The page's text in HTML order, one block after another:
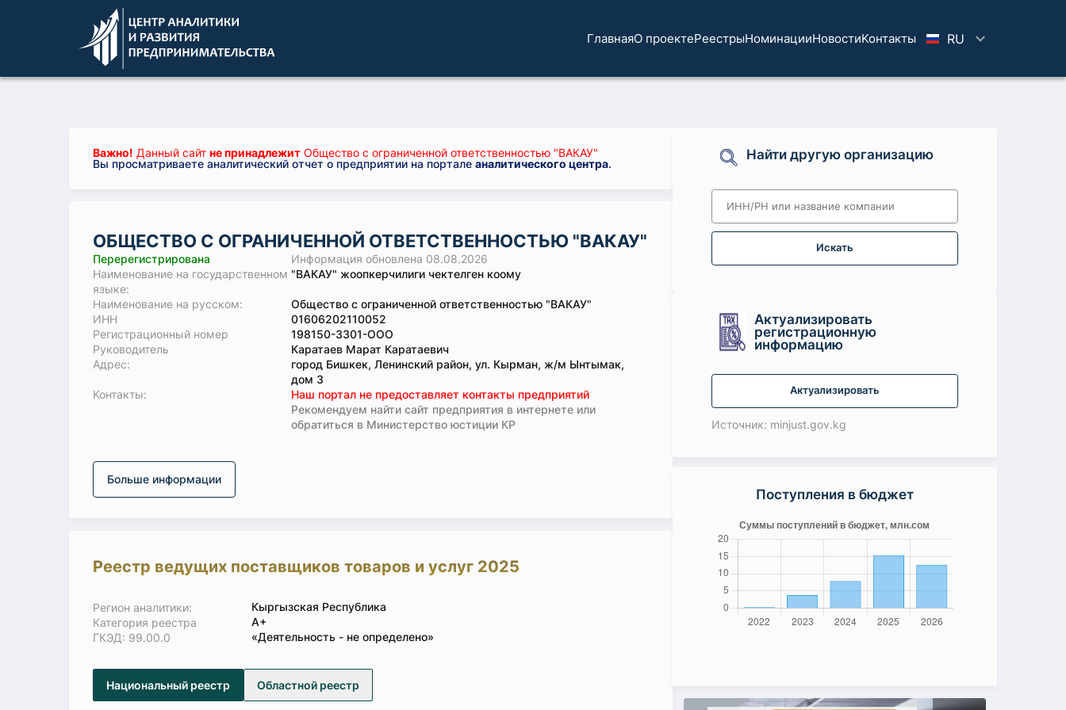
ГлавнаяО проектеРеестрыНоминацииНовостиKoнтaкты RU
Важно! Данный сайт не принадлежит Общество с ограниченной ответственностью "ВАКАУ"
Вы просматриваете аналитический отчет о предприятии на портале аналитического центра.
ОБЩЕСТВО С ОГРАНИЧЕННОЙ ОТВЕТСТВЕННОСТЬЮ "ВАКАУ"
Перерегистрирована
Информация обновлена 08.08.2026
Наименование на государственном
языке:
"ВАКАУ" жоопкерчилиги чектелген коому
Наименование на русском:
Общество с ограниченной ответственностью "ВАКАУ"
ИНН
01606202110052
Регистрационный номер
198150-3301-ООО
Руководитель
Каратаев Марат Каратаевич
Адрес:
город Бишкек, Ленинский район, ул. Кырман, ж/м Ынтымак,
дом 3
Koнтaкты:
Наш портал не предоставляет контакты предприятий
Рекомендуем найти сайт предприятия в интернете или
обратиться в Министерство юстиции КР
Больше информации
Реестр ведущих поставщиков товаров и услуг 2025
Регион аналитики:
Кыргызская Республика
Категория реестра
А+
ГКЭД: 99.00.0
«Деятельность - не определено»
Национальный реестр Областной реестр
Найти другую организацию
Искать
Актуализировать
регистрационную
информацию
Актуализировать
Источник: minjust.gov.kg
Поступления в бюджет